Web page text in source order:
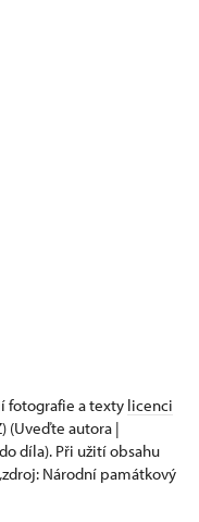
fotografie a texty licenci
(Uveďte autora |
díla). Při užití obsahu
Národní památkový